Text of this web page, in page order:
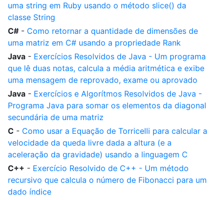
uma string em Ruby usando o método slice() da
classe String
C# - Como retornar a quantidade de dimensões de
uma matriz em C# usando a propriedade Rank
Java - Exercícios Resolvidos de Java - Um programa
que lê duas notas, calcula a média aritmética e exibe
uma mensagem de reprovado, exame ou aprovado
Java - Exercícios e Algorítmos Resolvidos de Java -
Programa Java para somar os elementos da diagonal
secundária de uma matriz
C - Como usar a Equação de Torricelli para calcular a
velocidade da queda livre dada a altura (e a
aceleração da gravidade) usando a linguagem C
C++ - Exercício Resolvido de C++ - Um método
recursivo que calcula o número de Fibonacci para um
dado índice